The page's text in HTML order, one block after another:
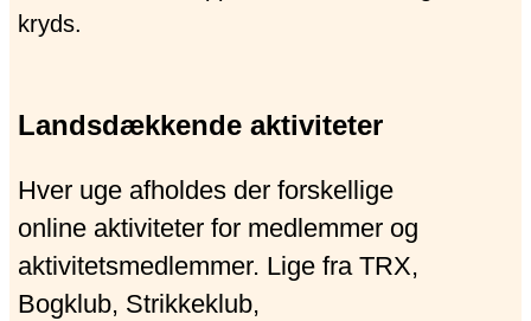
Landsdækkende aktiviteter
Hver uge afholdes der forskellige
online aktiviteter for medlemmer og
aktivitetsmedlemmer. Lige fra TRX,
Bogklub, Strikkeklub,